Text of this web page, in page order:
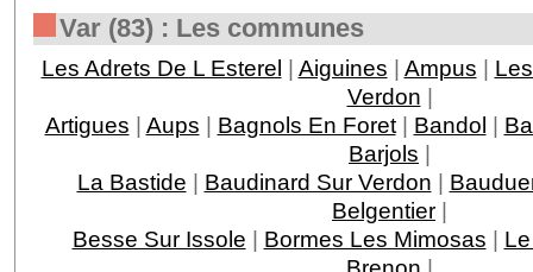
Var (83) : Les communes
Les Adrets De L Esterel | Aiguines | Ampus |
Verdon |
Artigues | Aups | Bagnols En Foret| Bandol |
Barjols |
La Bastide | Baudinard Sur Verdon |
Belgentier |
Besse Sur Issole | Bormes Les Mimosas |
Brenon |